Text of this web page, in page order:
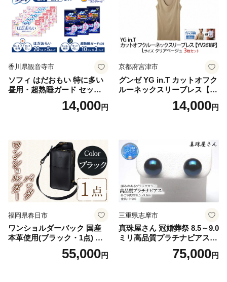
香川県観音寺市
ソフィ はだおもい 特に多い
昼用・超熟睡ガード セット
羽付き ナプキン 生理用品 サ
ニタリー ユニ・チャーム
14,000円
京都府宮津市
グンゼ YG in.T カットオフク
ルーネックスリーブレス【Y
V2618P】Lサイズ クリアベ
ージュ3枚セット [№5716-04
14,000円
福岡県春日市
ワンショルダーバック 国産
本革使用(ブラック・1点) 鞄
バック バッグ カバン レザー
国産 日本製 牛革 黒 革 革製
55,000円
三重県志摩市
真珠屋さん 冠婚葬祭 8.5～9.0
ミリ高品質プラチナピアス P
t900 志摩産アコヤ真珠 ブラ
ックパール 黒真珠75,000円